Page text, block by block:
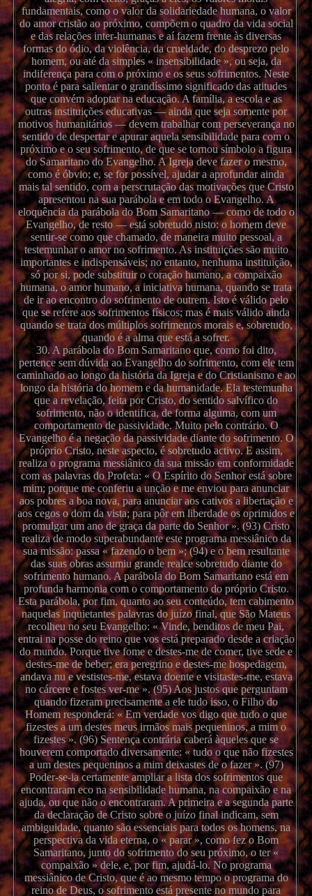
fundamentais, como o valor da solidariedade humana, o valor
do amor cristão ao próximo, compõem o quadro da vida social
e das relações inter-humanas e aí fazem frente às diversas
formas do ódio, da violência, da crueldade, do desprezo pelo
homem, ou até da simples « insensibilidade », ou seja, da
indiferença para com o próximo e os seus sofrimentos. Neste
ponto é para salientar o grandíssimo significado das atitudes
que convém adoptar na educação. A família, a escola e as
outras instituições educativas — ainda que seja somente por
motivos humanitários — devem trabalhar com perseverança no
sentido de despertar e apurar aquela sensibilidade para com o
próximo e o seu sofrimento, de que se tornou símbolo a figura
do Samaritano do Evangelho. A Igreja deve fazer o mesmo,
como é óbvio; e, se for possível, ajudar a aprofundar ainda
mais tal sentido, com a perscrutação das motivações que Cristo
apresentou na sua parábola e em todo o Evangelho. A
eloquência da parábola do Bom Samaritano — como de todo o
Evangelho, de resto — está sobretudo nisto: o homem deve
sentir-se como que chamado, de maneira muito pessoal, a
testemunhar o amor no sofrimento. As instituições são muito
importantes e indispensáveis; no entanto, nenhuma instituição,
só por si, pode substituir o coração humano, a compaixão
humana, o amor humano, a iniciativa humana, quando se trata
de ir ao encontro do sofrimento de outrem. Isto é válido pelo
que se refere aos sofrimentos físicos; mas é mais válido ainda
quando se trata dos múltiplos sofrimentos morais e, sobretudo,
quando é a alma que está a sofrer.
30. A parábola do Bom Samaritano que, como foi dito,
pertence sem dúvida ao Evangelho do sofrimento, com ele tem
caminhado ao longo da história da Igreja e do Cristianismo e ao
longo da história do homem e da humanidade. Ela testemunha
que a revelação, feita por Cristo, do sentido salvífico do
sofrimento, não o identifica, de forma alguma, com um
comportamento de passividade. Muito pelo contrário. O
Evangelho é a negação da passividade diante do sofrimento. O
próprio Cristo, neste aspecto, é sobretudo activo. E assim,
realiza o programa messiânico da sua missão em conformidade
com as palavras do Profeta: « O Espírito do Senhor está sobre
mim; porque me conferiu a unção e me enviou para anunciar
aos pobres a boa nova, para anunciar aos cativos a libertação e
aos cegos o dom da vista; para pôr em liberdade os oprimidos e
promulgar um ano de graça da parte do Senhor ». (93) Cristo
realiza de modo superabundante este programa messiânico da
sua missão: passa « fazendo o bem »; (94) e o bem resultante
das suas obras assumiu grande realce sobretudo diante do
sofrimento humano. A paráboIa do Bom Samaritano está em
profunda harmonia com o comportamento do próprio Cristo.
Esta parábola, por fim, quanto ao seu conteúdo, tem cabimento
naquelas inquietantes palavras do juízo final, que São Mateus
recolheu no seu Evangelho: « Vinde, benditos de meu Pai,
entrai na posse do reino que vos está preparado desde a criação
do mundo. Porque tive fome e destes-me de comer, tive sede e
destes-me de beber; era peregrino e destes-me hospedagem,
andava nu e vestistes-me, estava doente e visitastes-me, estava
no cárcere e fostes ver-me ». (95) Aos justos que perguntam
quando fizeram precisamente a ele tudo isso, o Filho do
Homem responderá: « Em verdade vos digo que tudo o que
fizestes a um destes meus irmãos mais pequeninos, a mim o
fizestes ». (96) Sentença contrária caberá àqueles que se
houverem comportado diversamente: « tudo o que não fizestes
a um destes pequeninos a mim deixastes de o fazer ». (97)
Poder-se-ia certamente ampliar a lista dos sofrimentos que
encontraram eco na sensibilidade humana, na compaixão e na
ajuda, ou que não o encontraram. A primeira e a segunda parte
da declaração de Cristo sobre o juízo final indicam, sem
ambiguidade, quanto são essenciais para todos os homens, na
perspectiva da vida eterna, o « parar », como fez o Bom
Samaritano, junto do sofrimento do seu próximo, o ter «
compaixão » dele, e, por fim, ajudá-lo. No programa
messiânico de Cristo, que é ao mesmo tempo o programa do
reino de Deus, o sofrimento está presente no mundo para